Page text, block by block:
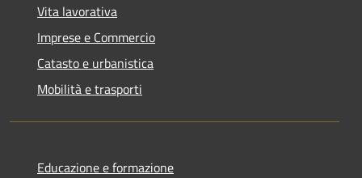
Vita lavorativa
Imprese e Commercio
Catasto e urbanistica
Mobilità e trasporti
Educazione e formazione